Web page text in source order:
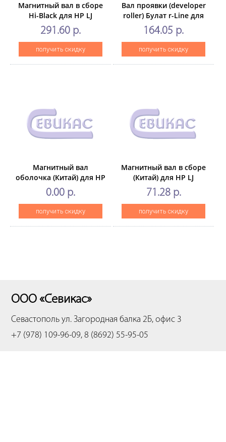
Магнитный вал в сборе
Hi-Black для HP LJ
M607/608/609CF237A тип
1.6
291.60 р.
получить скидку
Вал проявки (developer
roller) Булат r-Line для
HP Color
LJCP1215/1025/2025
164.05 р.
получить скидку
Магнитный вал
оболочка (Китай) для HP
LJ P2300, Тип 1.1
0.00 р.
получить скидку
Магнитный вал в сборе
(Китай) для HP LJ
1200/1300/1100/5L,Тип
1.5
71.28 р.
получить скидку
ООО «Севикас»
Севастополь ул. Загородная балка 2Б, офис 3
+7 (978) 109-96-09, 8 (8692) 55-95-05